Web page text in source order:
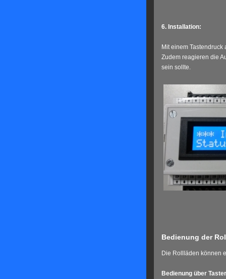
6. Installation:
Mit einem
Zudem reagieren die
sein sollte.
Bedienung der
Die Rollläden können
Bedienung über Taster